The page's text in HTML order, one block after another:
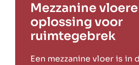
Mezzanine
oplossing voor
ruimtegebrek
Een mezzanine vloer is in